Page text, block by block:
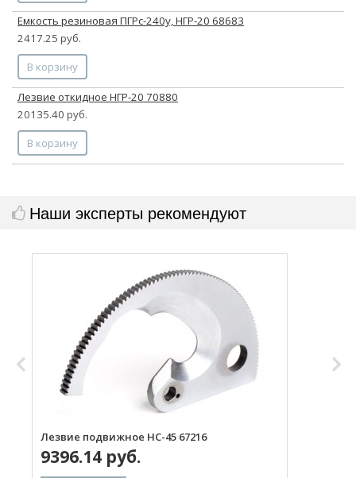
Емкость резиновая ПГРс-240у, НГР-20 68683
2417.25 руб.
В корзину
Лезвие откидное НГР-20 70880
20135.40 руб.
В корзину
Наши эксперты рекомендуют
Лезвие подвижное НС-45 67216
9396.14 руб.